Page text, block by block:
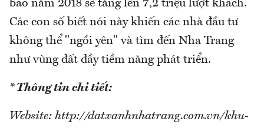
báo năm 2018 sẽ tăng lên 7,2 triệu lượt khách.
Các con số biết nói này khiến các nhà đầu tư
không thể "ngồi yên" và tìm đến Nha Trang
như vùng đất đầy tiềm năng phát triển.
* Thông tin chi tiết:
Website: http://datxanhnhatrang.com.vn/khu-